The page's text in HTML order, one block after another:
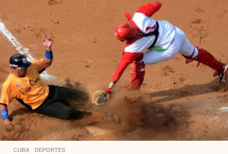
s
a
t
r
á
s
CUBA ,DEPORTES